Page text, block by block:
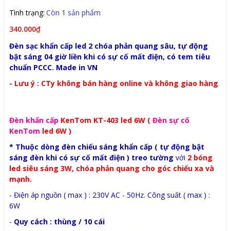
Tình trạng: Còn 1 sản phẩm
340.000₫
Đèn sạc khẩn cấp led 2 chóa phản quang sâu, tự động
bật sáng 04 giờ liền khi có sự cố mất điện, có tem tiêu
chuẩn PCCC. Made in VN
- Lưu ý : CTy không bán hàng online và không giao hàng
Đèn khẩn cấp KenTom KT-403 led 6W ( Đèn sự cố
KenTom led 6W )
* Thuộc dòng đèn chiếu sáng khẩn cấp ( tự động bật
sáng đèn khi có sự cố mất điện ) treo tường với 2 bóng
led siêu sáng 3W, chóa phản quang cho góc chiếu xa và
mạnh.
- Điện áp nguồn ( max ) : 230V AC - 50Hz. Công suất ( max ) :
6W
- Quy cách : thùng / 10 cái